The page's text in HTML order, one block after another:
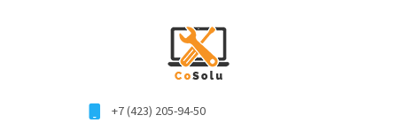
+7 (423) 205-94-50